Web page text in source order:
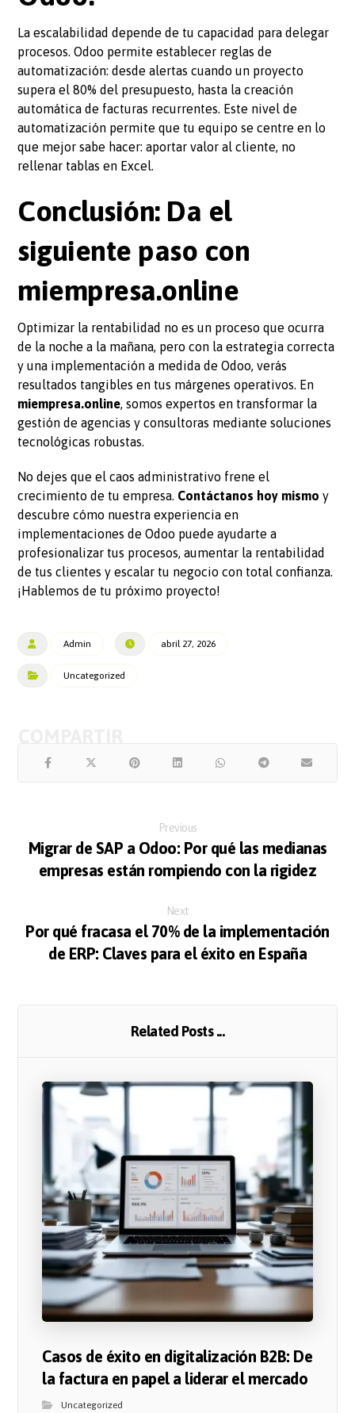
La escalabilidad depende de tu capacidad para delegar
procesos. Odoo permite establecer reglas de
automatización: desde alertas cuando un proyecto
supera el 80% del presupuesto, hasta la creación
automática de facturas recurrentes. Este nivel de
automatización permite que tu equipo se centre en lo
que mejor sabe hacer: aportar valor al cliente, no
rellenar tablas en Excel.
Conclusión: Da el
siguiente paso con
miempresa.online
Optimizar la rentabilidad no es un proceso que ocurra
de la noche a la mañana, pero con la estrategia correcta
y una implementación a medida de Odoo, verás
resultados tangibles en tus márgenes operativos. En
miempresa.online , somos expertos en transformar la
gestión de agencias y consultoras mediante soluciones
tecnológicas robustas.
No dejes que el caos administrativo frene el
crecimiento de tu empresa. Contáctanos hoy mismo y
descubre cómo nuestra experiencia en
implementaciones de Odoo puede ayudarte a
profesionalizar tus procesos, aumentar la rentabilidad
de tus clientes y escalar tu negocio con total confianza.
¡Hablemos de tu próximo proyecto!
Admin abril 27, 2026
Uncategorized
Previous
Migrar de SAP a Odoo: Por qué las medianas
empresas están rompiendo con la rigidez
Next
Por qué fracasa el 70% de la implementación
de ERP: Claves para el éxito en España
Related Posts ...
Casos de éxito en digitalización B2B: De
la factura en papel a liderar el mercado
Uncategorized